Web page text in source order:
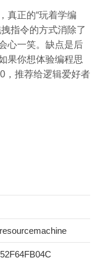
真正的“玩着学编
指令的方式消除了
心一笑。缺点是后
果你想体验编程思
，推荐给逻辑爱好者